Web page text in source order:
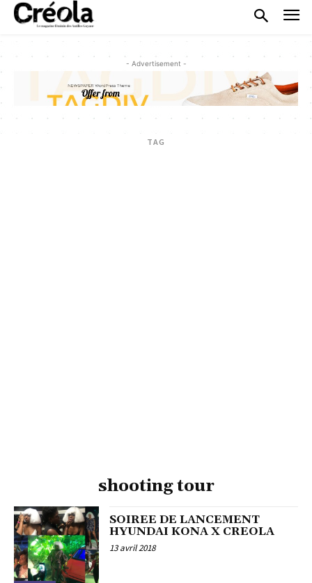
- Advertisement -
TAG
shooting tour
SOIREE DE LANCEMENT
HYUNDAI KONA X CREOLA
13 avril 2018